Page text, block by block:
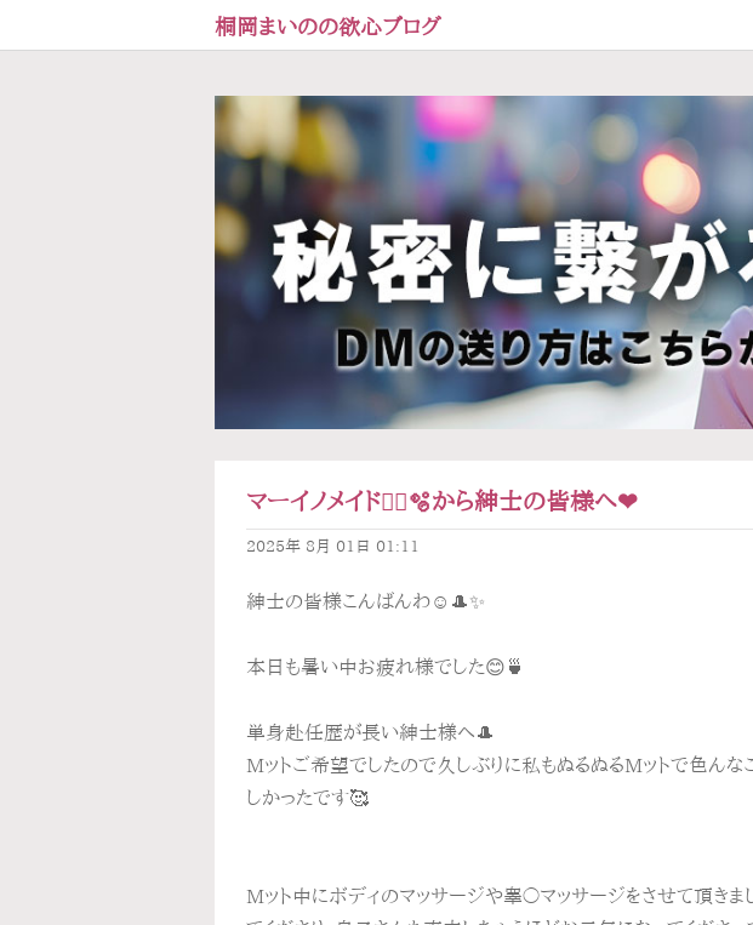
桐岡まいのの欲心ブログ
マーイノメイド🧜‍♀️🫧‪から紳士の皆様へ❤
2025年 8月 01日 01:11
紳士の皆様こんばんわ☺️🎩✨
本日も暑い中お疲れ様でした😊🍵
単身赴任歴が長い紳士様へ🎩
Mットご希望でしたので久しぶりに私もぬるぬるMットで色んな
しかったです🥰
Mット中にボディのマッサージや睾〇マッサージをさせて頂きま